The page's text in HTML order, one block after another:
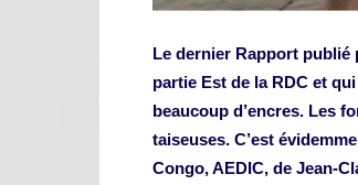
Le dernier Rapport publié
partie Est de la RDC et
beaucoup d’encres. Les
taiseuses. C’est
Congo, AEDIC, de Jean-